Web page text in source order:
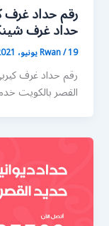
حداد غرف
Rwan/19 يونيو، 2021
رقم حداد غرف
القصر بالكويت